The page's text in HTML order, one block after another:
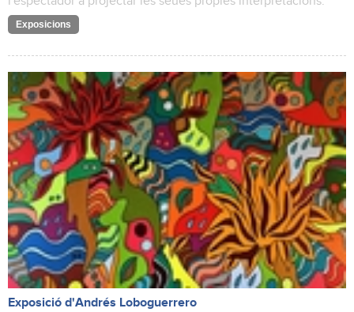
Exposicions
Exposició d'Andrés Loboguerrero